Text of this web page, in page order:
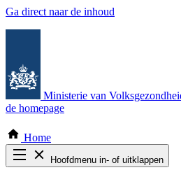
Ga direct naar de inhoud
Ministerie van
de homepage
Home
Hoofdmenu in- of uitklappen